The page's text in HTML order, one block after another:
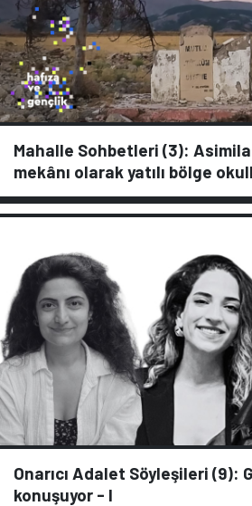
Mahalle Sohbetleri (3):
mekânı olarak yatılı bölge
Onarıcı Adalet Söyleşileri (9):
konuşuyor - I